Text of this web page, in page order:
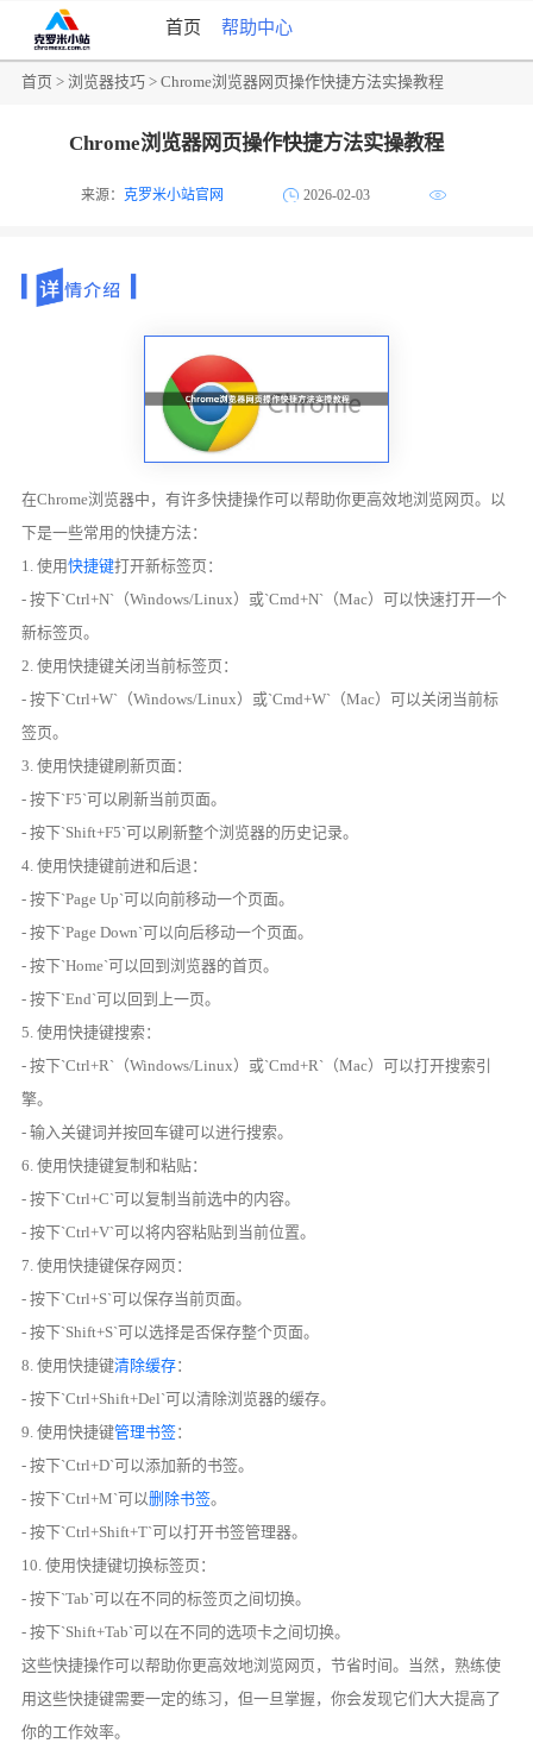
首页 帮助中心
首页 >浏览器技巧 > Chrome浏览器网页操作快捷方法实操教程
Chrome浏览器网页操作快捷方法实操教程
来源：克罗米小站官网 2026-02-03
在Chrome浏览器中，有许多快捷操作可以帮助你更高效地浏览网页。以
下是一些常用的快捷方法：
1. 使用快捷键打开新标签页：
- 按下`Ctrl+N`（Windows/Linux）或`Cmd+N`（Mac）可以快速打开一个
新标签页。
2. 使用快捷键关闭当前标签页：
- 按下`Ctrl+W`（Windows/Linux）或`Cmd+W`（Mac）可以关闭当前标
签页。
3. 使用快捷键刷新页面：
- 按下`F5`可以刷新当前页面。
- 按下`Shift+F5`可以刷新整个浏览器的历史记录。
4. 使用快捷键前进和后退：
- 按下`Page Up`可以向前移动一个页面。
- 按下`Page Down`可以向后移动一个页面。
- 按下`Home`可以回到浏览器的首页。
- 按下`End`可以回到上一页。
5. 使用快捷键搜索：
- 按下`Ctrl+R`（Windows/Linux）或`Cmd+R`（Mac）可以打开搜索引
擎。
- 输入关键词并按回车键可以进行搜索。
6. 使用快捷键复制和粘贴：
- 按下`Ctrl+C`可以复制当前选中的内容。
- 按下`Ctrl+V`可以将内容粘贴到当前位置。
7. 使用快捷键保存网页：
- 按下`Ctrl+S`可以保存当前页面。
- 按下`Shift+S`可以选择是否保存整个页面。
8. 使用快捷键清除缓存：
- 按下`Ctrl+Shift+Del`可以清除浏览器的缓存。
9. 使用快捷键管理书签：
- 按下`Ctrl+D`可以添加新的书签。
- 按下`Ctrl+M`可以删除书签。
- 按下`Ctrl+Shift+T`可以打开书签管理器。
10. 使用快捷键切换标签页：
- 按下`Tab`可以在不同的标签页之间切换。
- 按下`Shift+Tab`可以在不同的选项卡之间切换。
这些快捷操作可以帮助你更高效地浏览网页，节省时间。当然，熟练使
用这些快捷键需要一定的练习，但一旦掌握，你会发现它们大大提高了
你的工作效率。